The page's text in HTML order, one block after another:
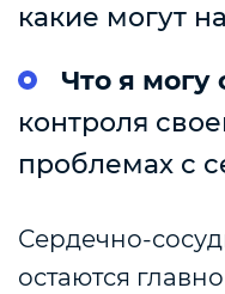
какие могут
Что я могу
контроля
проблемах с
Сердечно-
остаются